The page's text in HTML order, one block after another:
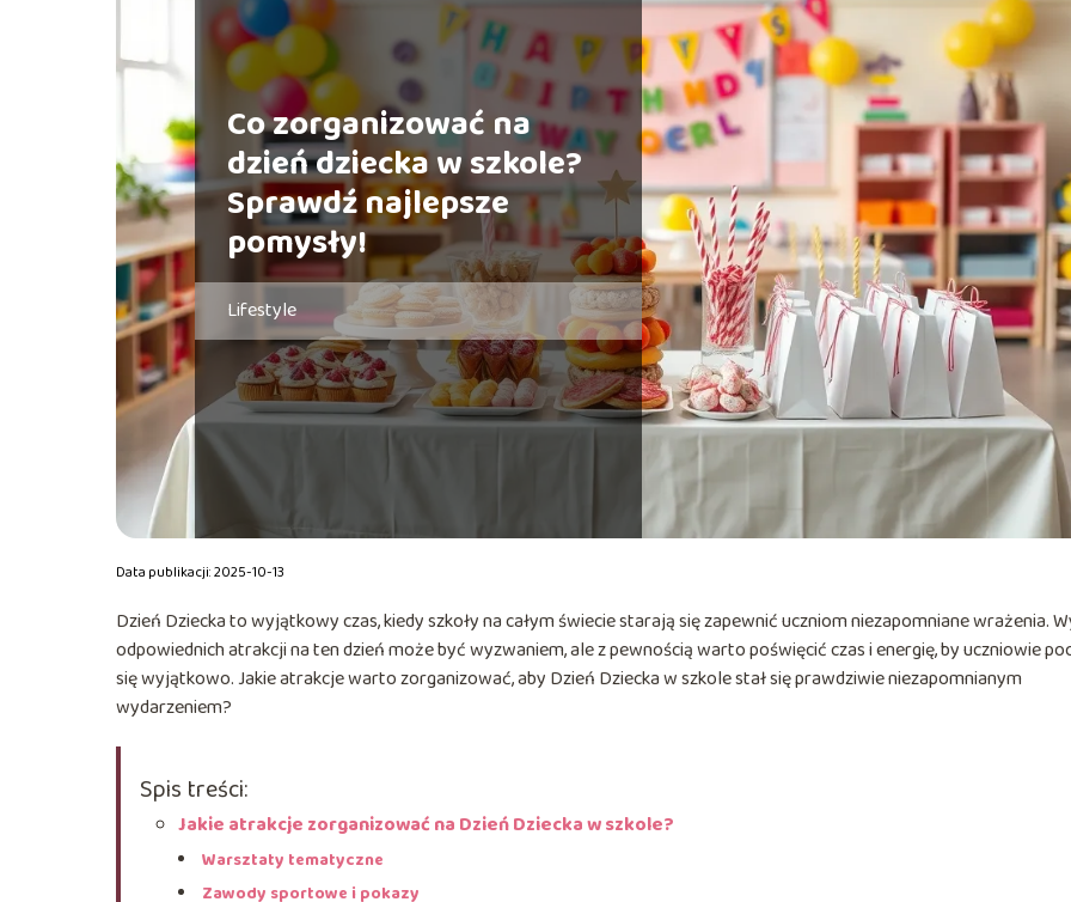
Co zorganizować na
dzień dziecka w szkole?
Sprawdź najlepsze
pomysły!
Lifestyle
Data publikacji: 2025-10-13
Dzień Dziecka to wyjątkowy czas, kiedy szkoły na całym świecie starają się zapewnić uczniom niezapomniane wrażenia.
odpowiednich atrakcji na ten dzień może być wyzwaniem, ale z pewnością warto poświęcić czas i energię, by uczniowie
się wyjątkowo. Jakie atrakcje warto zorganizować, aby Dzień Dziecka w szkole stał się prawdziwie niezapomnianym
wydarzeniem?
Spis treści:
Jakie atrakcje zorganizować na Dzień Dziecka w szkole?
Warsztaty tematyczne
Zawody sportowe i pokazy